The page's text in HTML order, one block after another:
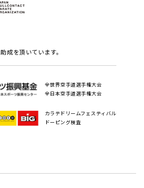
成を頂いています。
全世界空手道選手権大会
全日本空手道選手権大会
カラテドリームフェスティバル
ドーピング検査